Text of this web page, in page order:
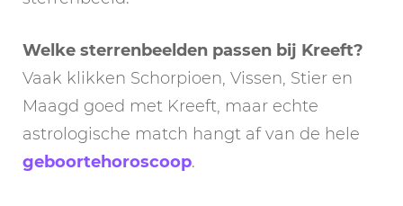
Welke sterrenbeelden passen bij Kreeft?
Vaak klikken Schorpioen, Vissen, Stier en
Maagd goed met Kreeft, maar echte
astrologische match hangt af van de hele
geboortehoroscoop.